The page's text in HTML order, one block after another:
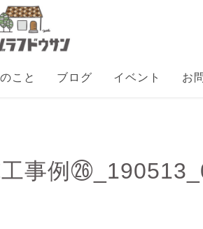
こと ブログ イベント お
事例㉖